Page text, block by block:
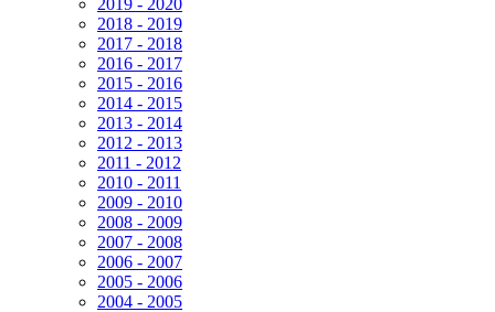
2019 - 2020
2018 - 2019
2017 - 2018
2016 - 2017
2015 - 2016
2014 - 2015
2013 - 2014
2012 - 2013
2011 - 2012
2010 - 2011
2009 - 2010
2008 - 2009
2007 - 2008
2006 - 2007
2005 - 2006
2004 - 2005